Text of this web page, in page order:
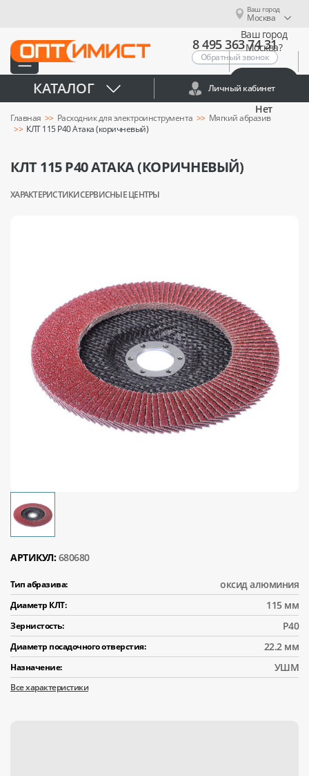
Ваш город
Москва
Ваш город
Москва?
Нет
8 495 363 74 31
Обратный звонок
КАТАЛОГ Личный кабинет
Главная Расходник для электроинструмента
Мягкий абразив
КЛТ 115 Р40 Атака (коричневый)
КЛТ 115 Р40 АТАКА (КОРИЧНЕВЫЙ)
ХАРАКТЕРИСТИКИСЕРВИСНЫЕ ЦЕНТРЫ
АРТИКУЛ: 680680
Тип абразива: оксид алюминия
Диаметр КЛТ: 115 мм
Зернистость: Р40
Диаметр посадочного отверстия: 22.2 мм
Назначение: УШМ
Все характеристики